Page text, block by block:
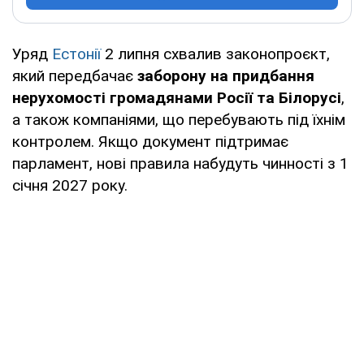
Уряд Естонії2 липня схвалив законопроєкт,
який передбачає заборону на придбання
нерухомості громадянами Росії та Білорусі,
а також компаніями, що перебувають під їхнім
контролем. Якщо документ підтримає
парламент, нові правила набудуть чинності з 1
січня 2027 року.